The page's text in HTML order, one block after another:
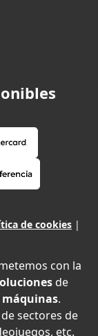
de cookies |
con la
de
.
sectores de
etc.